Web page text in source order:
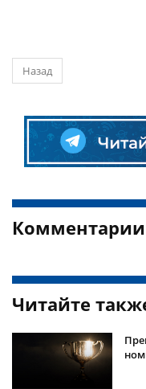
Назад
Комментарии
Читайте